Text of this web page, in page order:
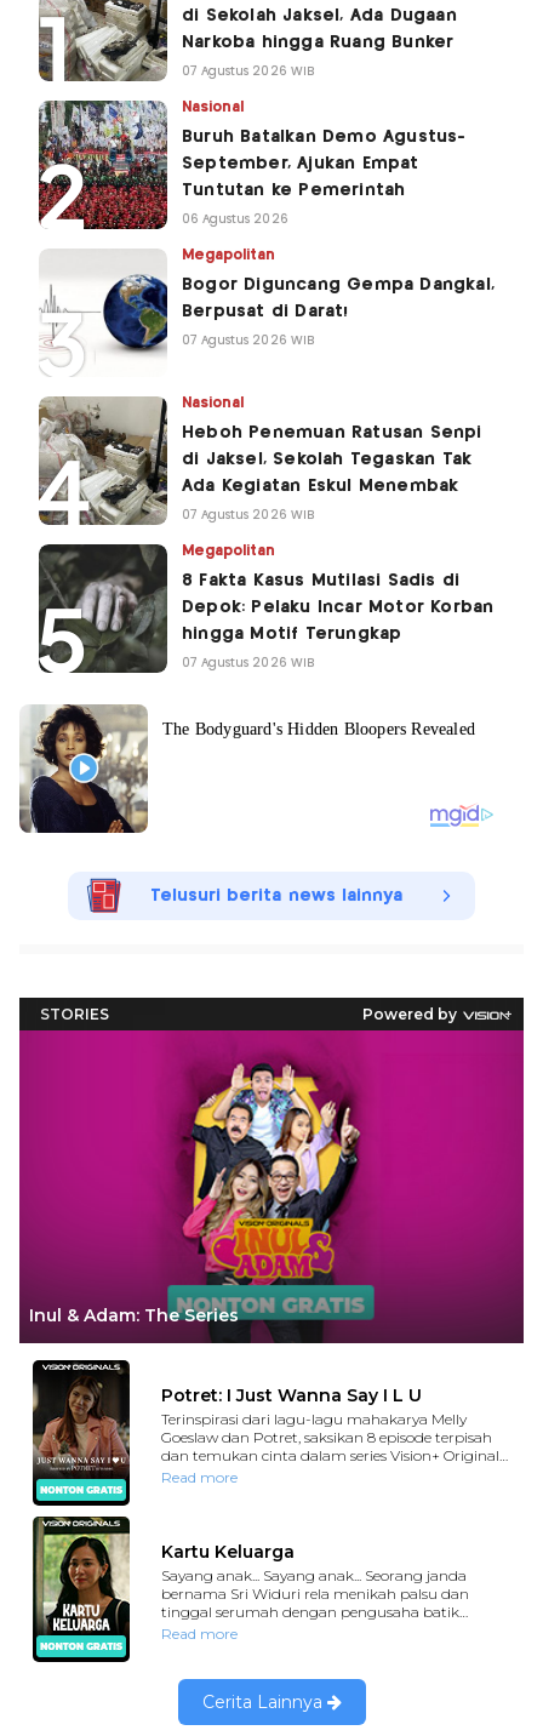
di Sekolah Jaksel, Ada Dugaan
Narkoba hingga Ruang Bunker
07 Agustus 2026 WIB
Nasional
Buruh Batalkan Demo Agustus-
September, Ajukan Empat
Tuntutan ke Pemerintah
06 Agustus 2026
Megapolitan
Bogor Diguncang Gempa Dangkal,
Berpusat di Darat!
07 Agustus 2026 WIB
Nasional
Heboh Penemuan Ratusan Senpi
di Jaksel, Sekolah Tegaskan Tak
Ada Kegiatan Eskul Menembak
07 Agustus 2026 WIB
Megapolitan
8 Fakta Kasus Mutilasi Sadis di
Depok: Pelaku Incar Motor Korban
hingga Motif Terungkap
07 Agustus 2026 WIB
Telusuri berita news lainnya